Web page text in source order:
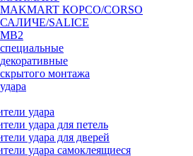
КОРСО/CORSO
САЛИЧЕ/SALICE
монтажа
удара
удара для петель
удара для дверей
удара самоклеящиеся